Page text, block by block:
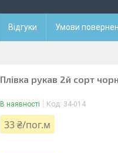
Відгуки Умови
Плівка рукав 2й сорт
В наявності Код: 34-014
33 ₴/пог.м